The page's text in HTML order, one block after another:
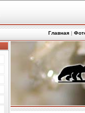
Главная |